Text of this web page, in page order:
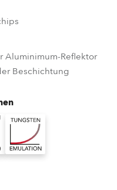
Aluminimum-Reflektor
Beschichtung